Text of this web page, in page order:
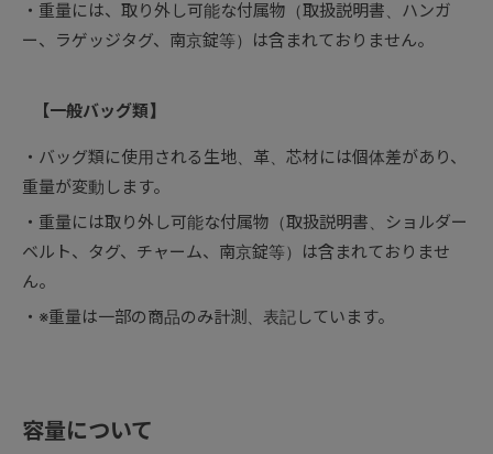
重量には、取り外し可能な付属物（取扱説明書、ハンガ
ー、ラゲッジタグ、南京錠等）は含まれておりません。
【一般バッグ類】
バッグ類に使用される生地、革、芯材には個体差があり、
重量が変動します。
重量には取り外し可能な付属物（取扱説明書、ショルダー
ベルト、タグ、チャーム、南京錠等）は含まれておりませ
ん。
※重量は一部の商品のみ計測、表記しています。
容量について